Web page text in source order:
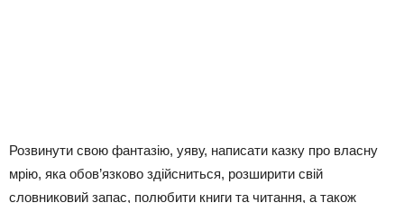
Розвинути свою фантазію, уяву, написати казку про власну
мрію, яка обов’язково здійсниться, розширити свій
словниковий запас, полюбити книги та читання, а також